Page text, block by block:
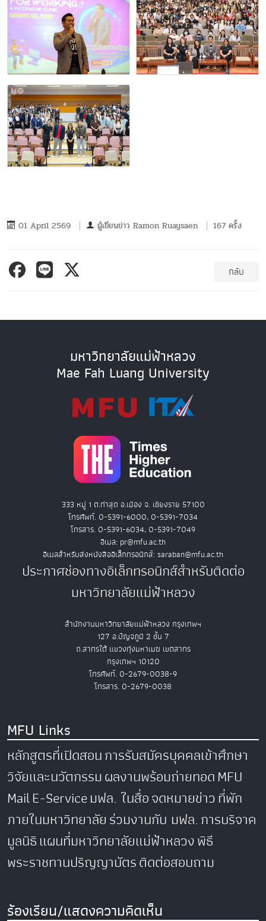
01 April 2569 ผู้เขียนข่าว Ramon Ruaysaen 167 ครั้ง
กลับ
มหาวิทยาลัยแม่ฟ้าหลวง
Mae Fah Luang University
333 หมู่ 1 ต.ท่าสุด อ.เมือง จ. เชียงราย 57100
โทรศัพท์. 0-5391-6000, 0-5391-7034
โทรสาร. 0-5391-6034, 0-5391-7049
อีเมล: pr@mfu.ac.th
อีเมลสำหรับส่งหนังสืออิเล็กทรอนิกส์: saraban@mfu.ac.th
ประกาศช่องทางอิเล็กทรอนิกส์สำหรับติดต่อ
มหาวิทยาลัยแม่ฟ้าหลวง
สำนักงานมหาวิทยาลัยแม่ฟ้าหลวง กรุงเทพฯ
127 อ.ปัญจภูมิ 2 ชั้น 7
ถ.สาทรใต้ แขวงทุ่งมหาเมฆ เขตสาทร
กรุงเทพฯ 10120
โทรศัพท์. 0-2679-0038-9
โทรสาร. 0-2679-0038
MFU Links
หลักสูตรที่เปิดสอนการรับสมัครบุคคลเข้าศึกษา
วิจัยและนวัตกรรมผลงานพร้อมถ่ายทอดMFU
MailE-Serviceมฟล. ในสื่อจดหมายข่าวที่พัก
ภายในมหาวิทยาลัยร่วมงานกับ มฟล.การบริจาค
มูลนิธิแผนที่มหาวิทยาลัยแม่ฟ้าหลวงพิธี
พระราชทานปริญญาบัตรติดต่อสอบถาม
ร้องเรียน/แสดงความคิดเห็น